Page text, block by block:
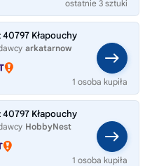
ostatnie 3 sztuki
40797 Kłapouchy
arkatarnow
1 osoba kupiła
40797 Kłapouchy
HobbyNest
1 osoba kupiła